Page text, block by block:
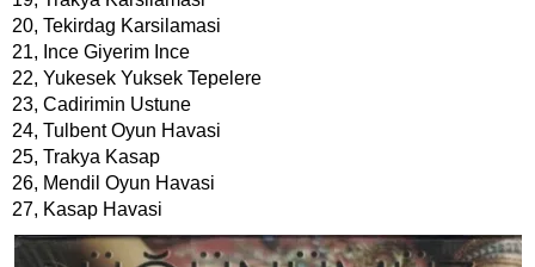
20, Tekirdag Karsilamasi
21, Ince Giyerim Ince
22, Yukesek Yuksek Tepelere
23, Cadirimin Ustune
24, Tulbent Oyun Havasi
25, Trakya Kasap
26, Mendil Oyun Havasi
27, Kasap Havasi